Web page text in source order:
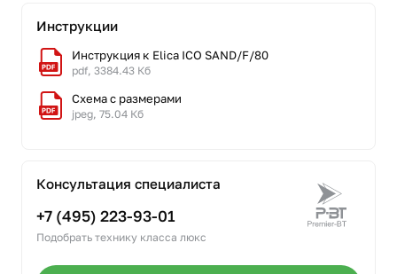
Инструкции
Инструкция к Elica ICO SAND/F/80
pdf, 3384.43 Кб
Схема с размерами
jpeg, 75.04 Кб
Консультация специалиста
+7 (495) 223-93-01
Подобрать технику класса люкс